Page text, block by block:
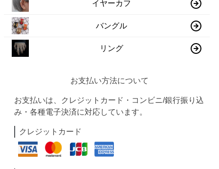
イヤーカフ
バングル
リング
お支払い方法について
お支払いは、クレジットカード・コンビニ/銀行振り込
み・各種電子決済に対応しています。
クレジットカード